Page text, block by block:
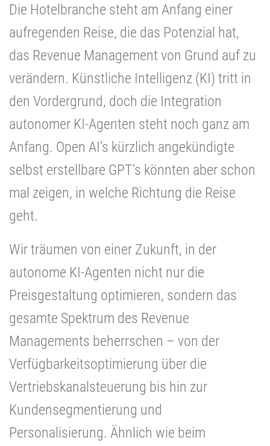
Die Hotelbranche steht am Anfang einer
aufregenden Reise, die das Potenzial hat,
das Revenue Management von Grund auf zu
verändern. Künstliche Intelligenz (KI) tritt in
den Vordergrund, doch die Integration
autonomer KI-Agenten steht noch ganz am
Anfang. Open AI’s kürzlich angekündigte
selbst erstellbare GPT’s könnten aber schon
mal zeigen, in welche Richtung die Reise
geht.
Wir träumen von einer Zukunft, in der
autonome KI-Agenten nicht nur die
Preisgestaltung optimieren, sondern das
gesamte Spektrum des Revenue
Managements beherrschen – von der
Verfügbarkeitsoptimierung über die
Vertriebskanalsteuerung bis hin zur
Kundensegmentierung und
Personalisierung. Ähnlich wie beim